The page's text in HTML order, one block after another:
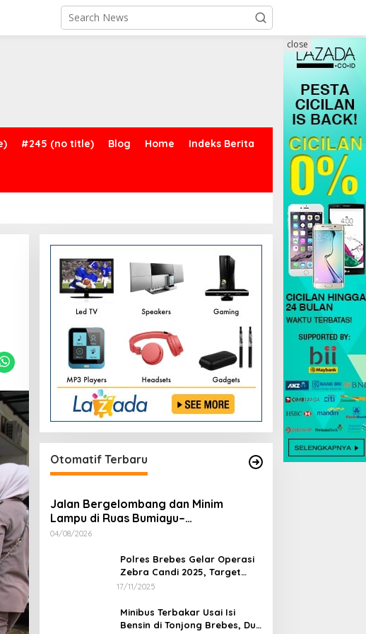
#245 (no title) Blog Home Indeks Berita
close
Otomatif Terbaru
Jalan Bergelombang dan Minim
Lampu di Ruas Bumiayu–
Bantarkawung Telan Korban, Innova
04/08/2026
Polres Brebes Gelar Operasi
Zebra Candi 2025, Target
Turunkan Kecelakaan dan
17/11/2025
Minibus Terbakar Usai Isi
Bensin di Tonjong Brebes, Dua